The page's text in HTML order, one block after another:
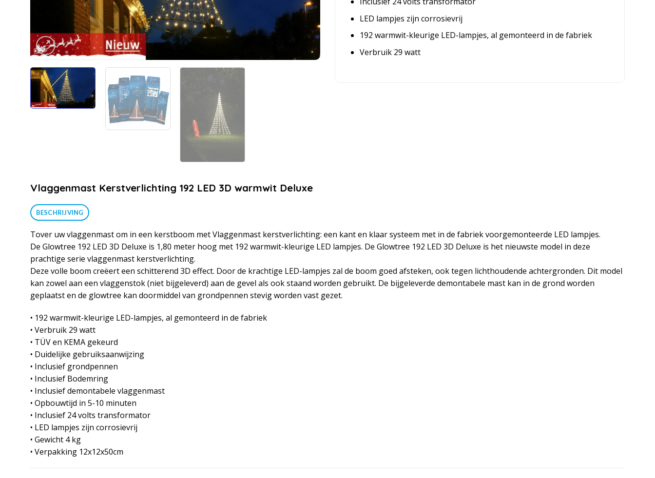
LED lampjes zijn corrosievrij
192 warmwit-kleurige LED-lampjes, al gemonteerd in de fabriek
Verbruik 29 watt
Vlaggenmast Kerstverlichting 192 LED 3D warmwit Deluxe
BESCHRIJVING
Tover uw vlaggenmast om in een kerstboom met Vlaggenmast kerstverlichting: een kant en klaar systeem met in de fabriek voorgemonteerde LED lampjes.
De Glowtree 192 LED 3D Deluxe is 1,80 meter hoog met 192 warmwit-kleurige LED lampjes. De Glowtree 192 LED 3D Deluxe is het nieuwste model in deze
prachtige serie vlaggenmast kerstverlichting.
Deze volle boom creëert een schitterend 3D effect. Door de krachtige LED-lampjes zal de boom goed afsteken, ook tegen lichthoudende achtergronden. Dit model
kan zowel aan een vlaggenstok (niet bijgeleverd) aan de gevel als ook staand worden gebruikt. De bijgeleverde demontabele mast kan in de grond worden
geplaatst en de glowtree kan doormiddel van grondpennen stevig worden vast gezet.
• 192 warmwit-kleurige LED-lampjes, al gemonteerd in de fabriek
• Verbruik 29 watt
• TÜV en KEMA gekeurd
• Duidelijke gebruiksaanwijzing
• Inclusief grondpennen
• Inclusief Bodemring
• Inclusief demontabele vlaggenmast
• Opbouwtijd in 5-10 minuten
• Inclusief 24 volts transformator
• LED lampjes zijn corrosievrij
• Gewicht 4 kg
• Verpakking 12x12x50cm